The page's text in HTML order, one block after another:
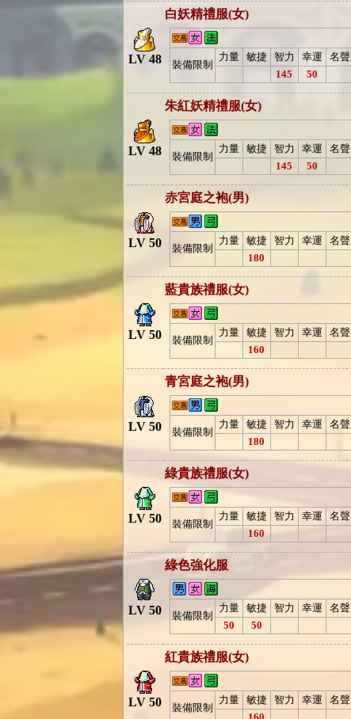
LV 48
白妖精禮服(女)
裝備限制
力量 敏捷 智力 幸運
名聲
145
50
LV 48
朱紅妖精禮服(女)
裝備限制
力量 敏捷 智力 幸運
名聲
145
50
LV 50
赤宮庭之袍(男)
裝備限制
力量 敏捷 智力 幸運
名聲
180
LV 50
藍貴族禮服(女)
裝備限制
力量 敏捷 智力 幸運
名聲
160
LV 50
青宮庭之袍(男)
裝備限制
力量 敏捷 智力 幸運
名聲
180
LV 50
綠貴族禮服(女)
裝備限制
力量 敏捷 智力 幸運
名聲
160
LV 50
綠色強化服
裝備限制
力量 敏捷 智力 幸運
名聲
50
50
LV 50
紅貴族禮服(女)
裝備限制
力量 敏捷 智力 幸運
名聲